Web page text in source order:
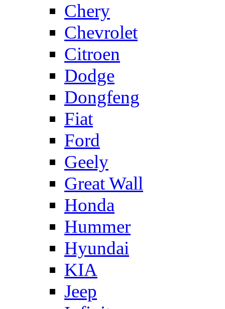
Chery
Chevrolet
Citroen
Dodge
Dongfeng
Fiat
Ford
Geely
Great Wall
Honda
Hummer
Hyundai
KIA
Jeep